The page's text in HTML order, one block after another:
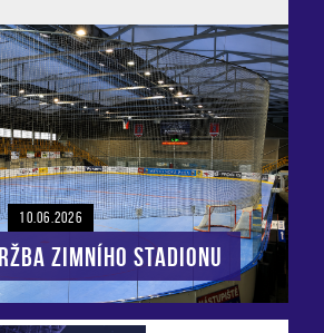
10.06.2026
zimního stadionu